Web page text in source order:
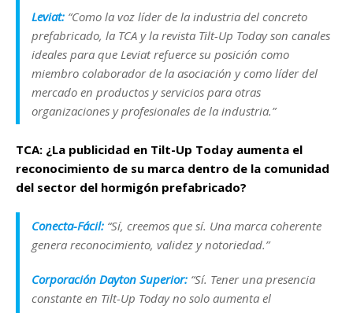
Leviat: “Como la voz líder de la industria del concreto
prefabricado, la TCA y la revista Tilt-Up Today son canales
ideales para que Leviat refuerce su posición como
miembro colaborador de la asociación y como líder del
mercado en productos y servicios para otras
organizaciones y profesionales de la industria.”
TCA: ¿La publicidad en Tilt-Up Today aumenta el
reconocimiento de su marca dentro de la comunidad
del sector del hormigón prefabricado?
Conecta-Fácil: “Sí, creemos que sí. Una marca coherente
genera reconocimiento, validez y notoriedad.”
Corporación Dayton Superior: “Sí. Tener una presencia
constante en Tilt-Up Today no solo aumenta el